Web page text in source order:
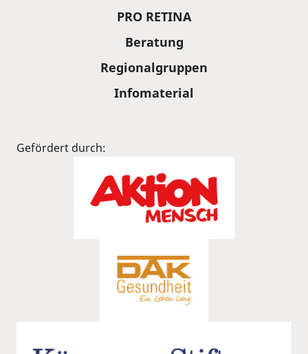
PRO RETINA
Beratung
Regionalgruppen
Infomaterial
Gefördert durch: